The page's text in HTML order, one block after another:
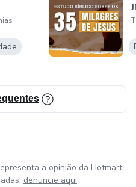
a opinião da Hotmart.
denuncie aqui